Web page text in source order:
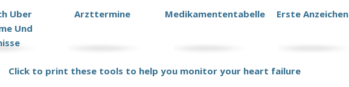
Uber
Und
Arzttermine Medikamententabelle Erste Anzeichen
Click to print these tools to help you monitor your heart failure